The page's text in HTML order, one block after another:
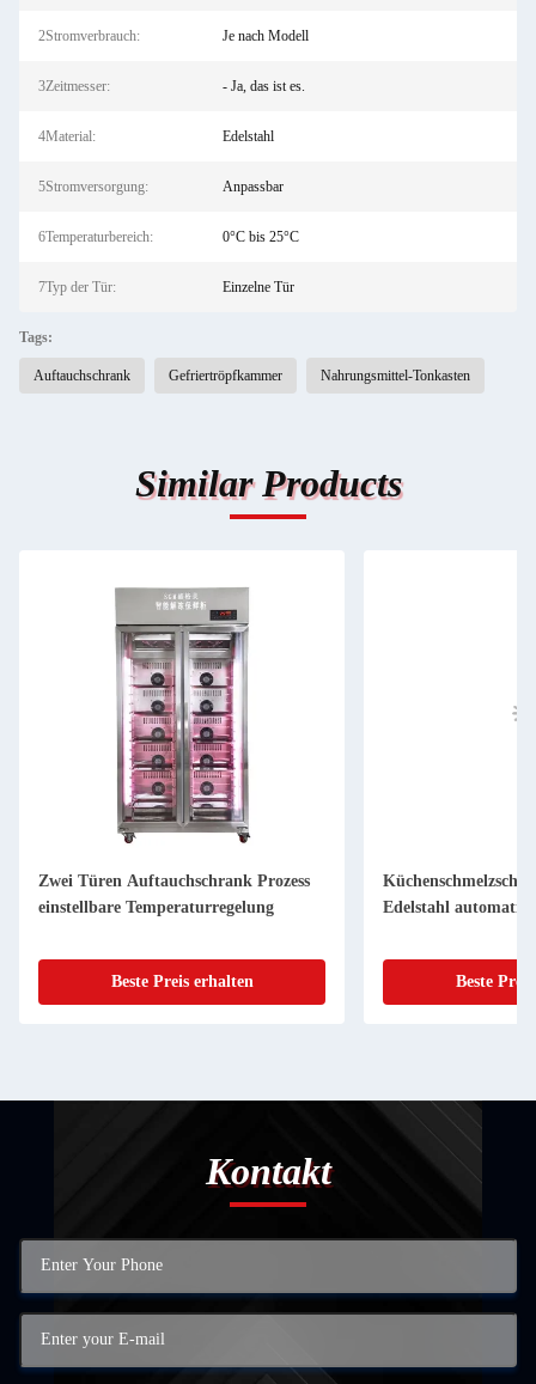
2Stromverbrauch: Je nach Modell
3Zeitmesser: - Ja, das ist es.
4Material: Edelstahl
5Stromversorgung: Anpassbar
6Temperaturbereich: 0°C bis 25°C
7Typ der Tür: Einzelne Tür
Tags:
Auftauchschrank Gefriertröpfkammer Nahrungsmittel-Tonkasten
Similar Products
Zwei Türen Auftauchschrank Prozess
einstellbare Temperaturregelung
Beste Preis erhalten
Edelstahl
Beste
Kontakt